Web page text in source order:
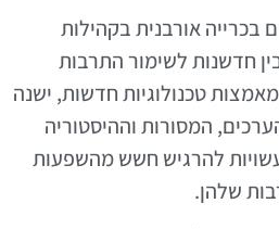
אורבנית בקהילות
חדשנות לשימור התרבות
טכנולוגיות חדשות, ישנה
המסורות וההיסטוריה
להרגיש חשש מהשפעות
שלהן.